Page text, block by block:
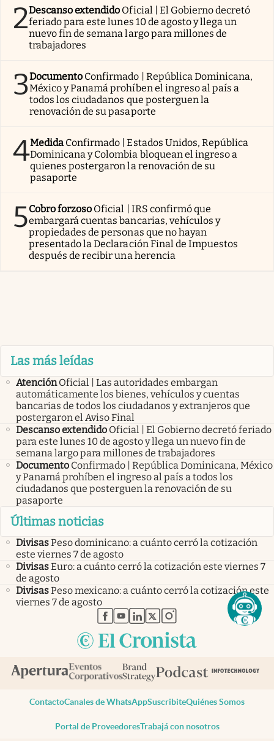
2Descanso extendido Oficial | El Gobierno decretó
feriado para este lunes 10 de agosto y llega un
nuevo fin de semana largo para millones de
trabajadores
3Documento Confirmado | República Dominicana,
México y Panamá prohíben el ingreso al país a
todos los ciudadanos que posterguen la
renovación de su pasaporte
4Medida Confirmado | Estados Unidos, República
Dominicana y Colombia bloquean el ingreso a
quienes postergaron la renovación de su
pasaporte
5Cobro forzoso Oficial | IRS confirmó que
embargará cuentas bancarias, vehículos y
propiedades de personas que no hayan
presentado la Declaración Final de Impuestos
después de recibir una herencia
Las más leídas
Atención Oficial | Las autoridades embargan
automáticamente los bienes, vehículos y cuentas
bancarias de todos los ciudadanos y extranjeros que
postergaron el Aviso Final
Descanso extendido Oficial | El Gobierno decretó feriado
para este lunes 10 de agosto y llega un nuevo fin de
semana largo para millones de trabajadores
Documento Confirmado | República Dominicana, México
y Panamá prohíben el ingreso al país a todos los
ciudadanos que posterguen la renovación de su
pasaporte
Últimas noticias
DivisasPeso dominicano: a cuánto cerró la cotización
este viernes 7 de agosto
DivisasEuro: a cuánto cerró la cotización este viernes 7
de agosto
DivisasPeso mexicano: a cuánto cerró la cotización este
viernes 7 de agosto
abre en nueva pestaña
abre en nueva pestaña
abre en nueva pestaña
abre en nueva pestaña
abre en nueva pestaña
ContactoCanales de WhatsAppSuscribiteQuiénes Somos
Portal de ProveedoresTrabajá con nosotros